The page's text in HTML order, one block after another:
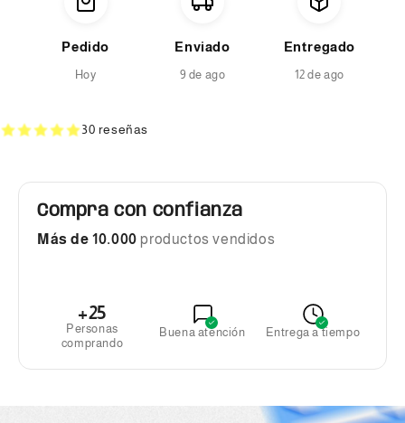
Pedido
Hoy
Enviado
9 de ago
Entregado
12 de ago
30 reseñas
Compra con confianza
Más de 10.000 productos vendidos
+25
Personas
comprando
Buena atención Entrega a tiempo